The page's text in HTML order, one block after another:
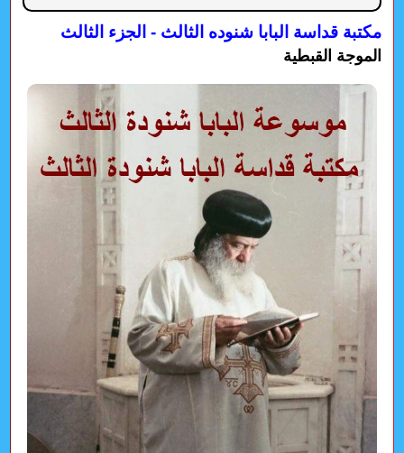
مكتبة قداسة البابا شنوده الثالث - الجزء الثالث
الموجة القبطية